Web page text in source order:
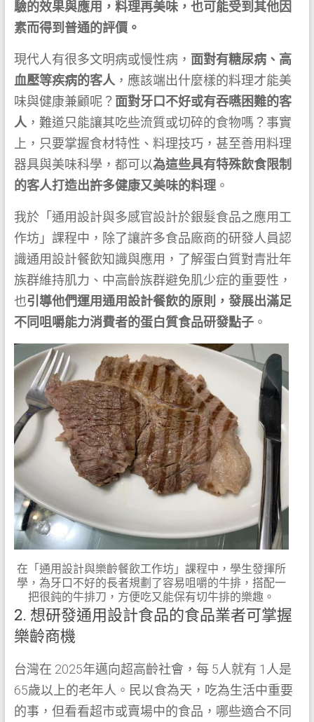
驗的效果與應用，料理再美味，也可能受到其他因
素而得到普通的評價。
現代人有很多文明病或慢性病， 面對有糖尿病、高
血壓等疾病的客人，應該端出什麼樣的料理才能美
味與健康兼顧呢？ 面對牙口不好或有吞嚥困難的客
人，難道只能讓其吃些流質或切碎的食物嗎？事實
上，只要掌握食材特性、料理技巧，甚至善用料理
器具與美味科學，都可以為這些具有特殊飲食限制
的客人打造出許多健康又美味的料理。
我於「通用設計與多感官設計於銀髮食品之應用工
作坊」課程中，除了讓許多食品廠商的研發人員認
識通用設計餐飲知識與應用，了解蛋白質對青壯年
族群維持肌力、中高齡族群避免肌少症的重要性，
也引導他們運用通用設計餐飲的原則，發展出滿足
不同咀嚼能力消費者的蛋白質食品研發點子。
在「通用設計與樂齡餐飲工作坊」課程中，學生發揮所
學，為牙口不好的長者規劃了容易咀嚼的牛排，搭配一
把很鈍的牛排刀，方便吃又能保有切牛排的樂趣。
2. 想研發通用設計食品的食品業者可掌握
樂齡商機
台灣在 2025年邁向超高齡社會，每 5人就有 1人是
65歲以上的老年人。民以食為天，吃為生活中重要
的事，但看看超市或賣場中的食品，哪些適合不同